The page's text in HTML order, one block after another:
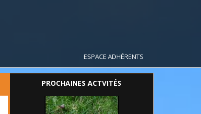
ESPACE ADHÉRENTS
PROCHAINES ACTVITÉS